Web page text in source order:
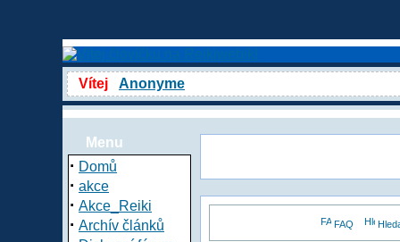
Vítej Anonyme
Menu
· Domů
· akce
· Akce_Reiki
· Archív článků FAQ